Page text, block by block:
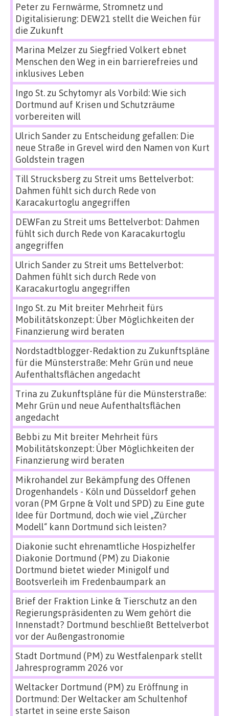
Peterzu Fernwärme, Stromnetz und
Digitalisierung: DEW21 stellt die Weichen für
die Zukunft
Marina Melzerzu Siegfried Volkert ebnet
Menschen den Weg in ein barrierefreies und
inklusives Leben
Ingo St.zu Schytomyr als Vorbild: Wie sich
Dortmund auf Krisen und Schutzräume
vorbereiten will
Ulrich Sanderzu Entscheidung gefallen: Die
neue Straße in Grevel wird den Namen von Kurt
Goldstein tragen
Till Strucksbergzu Streit ums Bettelverbot:
Dahmen fühlt sich durch Rede von
Karacakurtoglu angegriffen
DEWFan zu Streit ums Bettelverbot: Dahmen
fühlt sich durch Rede von Karacakurtoglu
angegriffen
Ulrich Sanderzu Streit ums Bettelverbot:
Dahmen fühlt sich durch Rede von
Karacakurtoglu angegriffen
Ingo St.zu Mit breiter Mehrheit fürs
Mobilitätskonzept: Über Möglichkeiten der
Finanzierung wird beraten
Nordstadtblogger-Redaktion zu Zukunftspläne
für die Münsterstraße: Mehr Grün und neue
Aufenthaltsflächen angedacht
Trina zu Zukunftspläne für die Münsterstraße:
Mehr Grün und neue Aufenthaltsflächen
angedacht
Bebbi zu Mit breiter Mehrheit fürs
Mobilitätskonzept: Über Möglichkeiten der
Finanzierung wird beraten
Mikrohandel zur Bekämpfung des Offenen
Drogenhandels - Köln und Düsseldorf gehen
voran (PM Grpne & Volt und SPD) zu Eine gute
Idee für Dortmund, doch wie viel „Zürcher
Modell“ kann Dortmund sich leisten?
Diakonie sucht ehrenamtliche Hospizhelfer
Diakonie Dortmund (PM) zu Diakonie
Dortmund bietet wieder Minigolf und
Bootsverleih im Fredenbaumpark an
Brief der Fraktion Linke & Tierschutz an den
Regierungspräsidenten zu Wem gehört die
Innenstadt? Dortmund beschließt Bettelverbot
vor der Außengastronomie
Stadt Dortmund (PM) zu Westfalenpark stellt
Jahresprogramm 2026 vor
Weltacker Dortmund (PM) zu Eröffnung in
Dortmund: Der Weltacker am Schultenhof
startet in seine erste Saison